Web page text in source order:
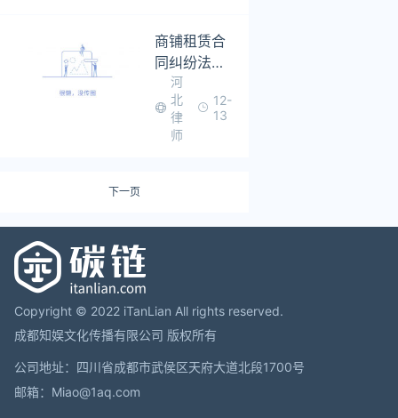
商铺租赁合
同纠纷法院
判决案例
河
北
律
师
12-
13
下一页
Copyright © 2022 iTanLian All rights reserved.
成都知娱文化传播有限公司 版权所有
公司地址：四川省成都市武侯区天府大道北段1700号
邮箱：Miao@1aq.com